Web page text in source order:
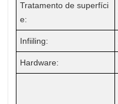
Tratamento de superfíci
e:
Infiiling:
Hardware: